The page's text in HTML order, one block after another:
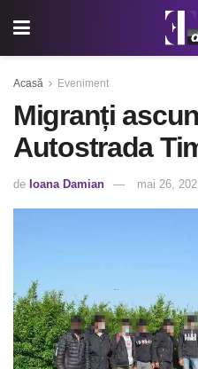
Acasă Eveniment
Migranți
Autostrada
de Ioana Damian mai 26,